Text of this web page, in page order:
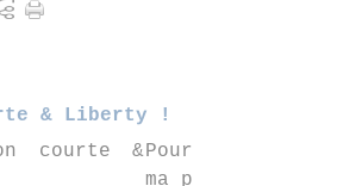
& Liberty !
Pour
ma p